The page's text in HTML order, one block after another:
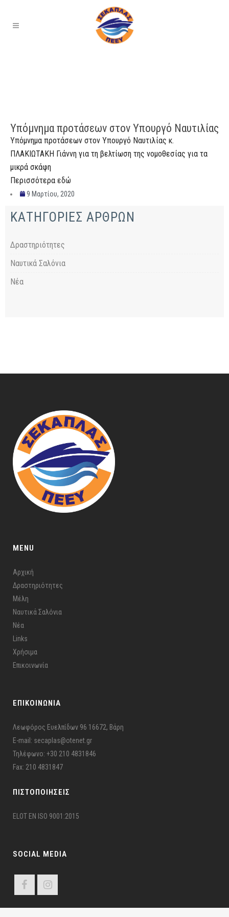
Υπόμνημα προτάσεων στον Υπουργό Ναυτιλίας
Υπόμνημα προτάσεων στον Υπουργό Ναυτιλίας κ.
ΠΛΑΚΙΩΤΑΚΗ Γιάννη για τη βελτίωση της νομοθεσίας για τα
μικρά σκάφη
Περισσότερα εδώ
9 Μαρτίου, 2020
ΚΑΤΗΓΟΡΙΕΣ ΑΡΘΡΩΝ
Δραστηριότητες
Ναυτικά Σαλόνια
Νέα
MENU
Αρχική
Δραστηριότητες
Μέλη
Ναυτικά Σαλόνια
Νέα
Links
Χρήσιμα
Επικοινωνία
ΕΠΙΚΟΙΝΩΝΙΑ
Λεωφόρος Ευελπίδων 96 16672, Βάρη
E-mail: secaplas@otenet.gr
Τηλέφωνο: +30 210 4831846
Fax: 210 4831847
ΠΙΣΤΟΠΟΙΉΣΕΙΣ
ELOT EN ISO 9001:2015
SOCIAL MEDIA